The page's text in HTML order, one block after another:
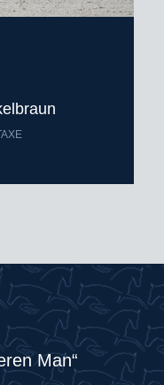
Man“